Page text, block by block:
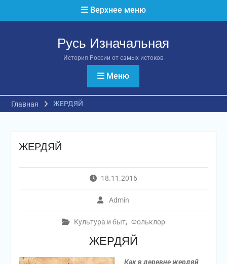
Верхнее меню
Русь Изначальная
История России от самых истоков
Меню
Главная ЖЕРДЯЙ
ЖЕРДЯЙ
18.11.2016
Admin
Культура и быт, Фольклор
ЖЕРДЯЙ
Как в деревне жердяй